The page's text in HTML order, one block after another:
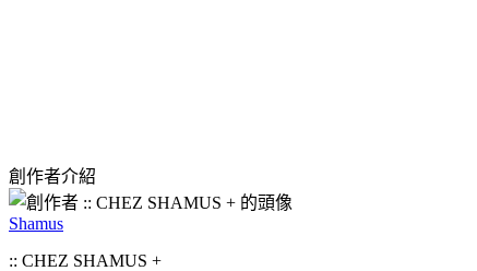
創作者介紹
Shamus
:: CHEZ SHAMUS +